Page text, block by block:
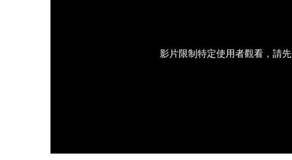
影片限制特定使用者觀看，請先